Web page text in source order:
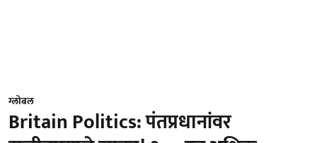
ग्लोबल
Britain Politics: पंतप्रधानांवर